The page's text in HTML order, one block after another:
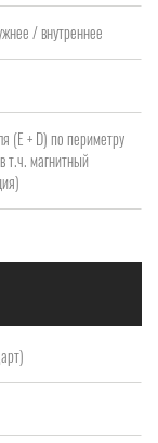
/ внутреннее
(Е + D) по периметру
т.ч. магнитный